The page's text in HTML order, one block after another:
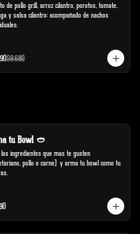
de pollo grill, arroz cilantro, porotos, tomate,
y salsa cilantro; acompañado de nachos
$9.680
tu Bowl 🥙
los ingredientes que mas te gusten
pollo o carne)  y arma tu bowl como tu